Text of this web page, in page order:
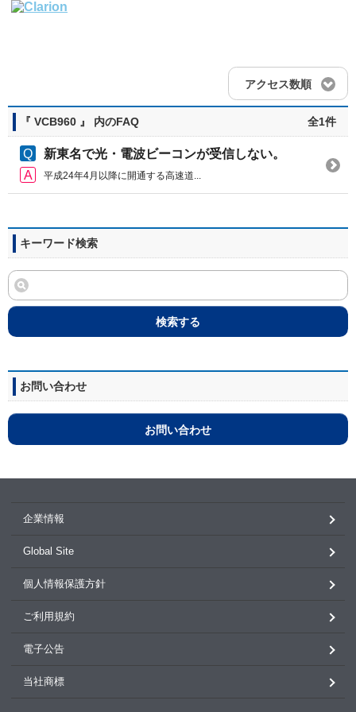
アクセス数順
『 VCB960 』 内のFAQ 全1件
新東名で光・電波ビーコンが受信しない。
平成24年4月以降に開通する高速道...
キーワード検索
検索する
お問い合わせ
お問い合わせ
企業情報
Global Site
個人情報保護方針
ご利用規約
電子公告
当社商標